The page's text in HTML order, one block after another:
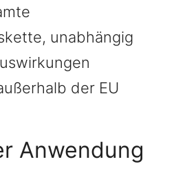
unabhängig
der EU
Anwendung